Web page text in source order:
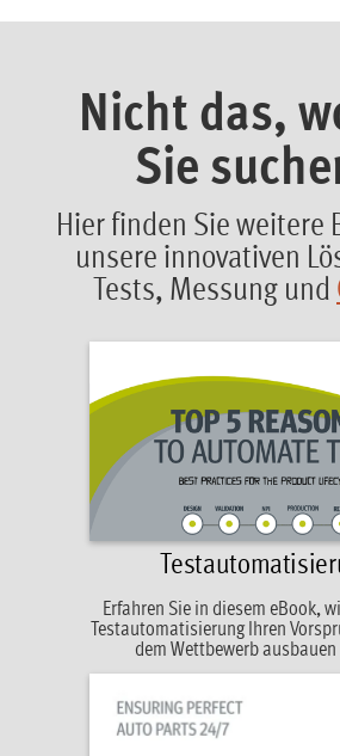
Nicht das,
Sie
Hier finden Sie weitere
unsere innovativen
Tests, Messung und
Erfahren Sie in diesem eBook,
Testautomatisierung Ihren
dem Wettbewerb ausbauen